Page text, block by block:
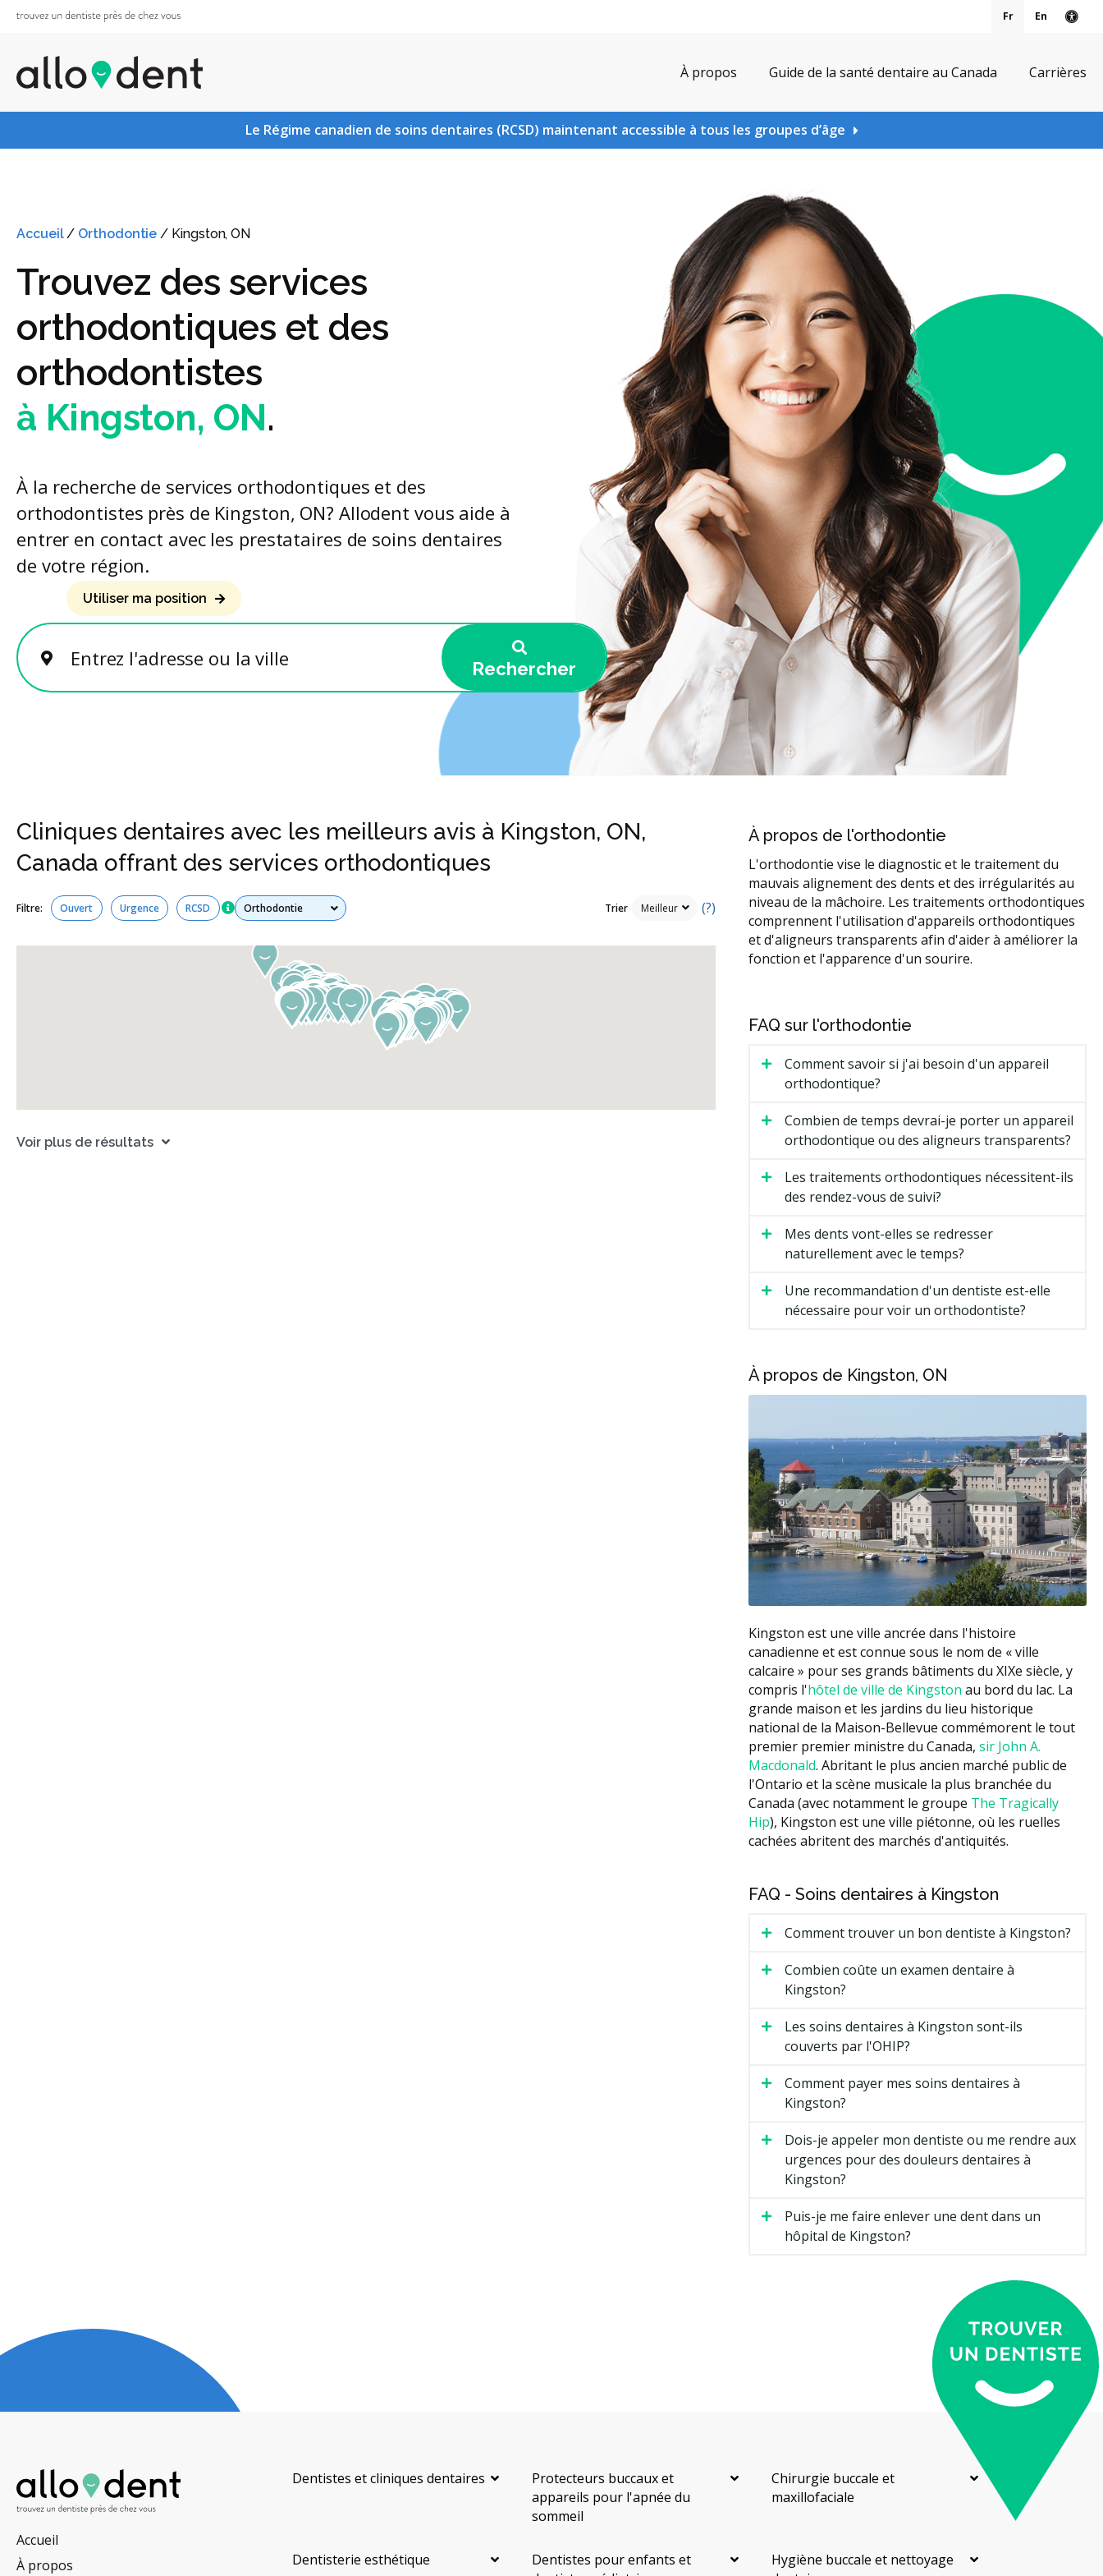
Fr En
À propos Guide de la santé dentaire au Canada Carrières
Le Régime canadien de soins dentaires (RCSD) maintenant accessible à tous les groupes d’âge
Accueil/ Orthodontie / Kingston, ON
Trouvez des services
orthodontiques et des
orthodontistes
à Kingston, ON.
À la recherche de services orthodontiques et des
orthodontistes près de Kingston, ON? Allodent vous aide à
entrer en contact avec les prestataires de soins dentaires
de votre région.
Entrez l'adresse ou la ville
Utiliser ma position
Rechercher
Cliniques dentaires avec les meilleurs avis à Kingston, ON,
Canada offrant des services orthodontiques
Filtre: Ouvert Urgence RCSD Tous les services Trier (?)
Voir plus de résultats
À propos de l'orthodontie
L'orthodontie vise le diagnostic et le traitement du
mauvais alignement des dents et des irrégularités au
niveau de la mâchoire. Les traitements orthodontiques
comprennent l'utilisation d'appareils orthodontiques
et d'aligneurs transparents afin d'aider à améliorer la
fonction et l'apparence d'un sourire.
FAQ sur l'orthodontie
Comment savoir si j'ai besoin d'un appareil
orthodontique?
Combien de temps devrai-je porter un appareil
orthodontique ou des aligneurs transparents?
Les traitements orthodontiques nécessitent-ils
des rendez-vous de suivi?
Mes dents vont-elles se redresser
naturellement avec le temps?
Une recommandation d'un dentiste est-elle
nécessaire pour voir un orthodontiste?
À propos de Kingston, ON
Kingston est une ville ancrée dans l'histoire
canadienne et est connue sous le nom de « ville
calcaire » pour ses grands bâtiments du XIXe siècle, y
compris l'hôtel de ville de Kingston au bord du lac. La
grande maison et les jardins du lieu historique
national de la Maison-Bellevue commémorent le tout
premier premier ministre du Canada, sir John A.
Macdonald. Abritant le plus ancien marché public de
l'Ontario et la scène musicale la plus branchée du
Canada (avec notamment le groupe The Tragically
Hip), Kingston est une ville piétonne, où les ruelles
cachées abritent des marchés d'antiquités.
FAQ - Soins dentaires à Kingston
Comment trouver un bon dentiste à Kingston?
Combien coûte un examen dentaire à
Kingston?
Les soins dentaires à Kingston sont-ils
couverts par l'OHIP?
Comment payer mes soins dentaires à
Kingston?
Dois-je appeler mon dentiste ou me rendre aux
urgences pour des douleurs dentaires à
Kingston?
Puis-je me faire enlever une dent dans un
hôpital de Kingston?
Accueil
À propos
Dentistes et cliniques dentaires
Protecteurs buccaux et
appareils pour l'apnée du
sommeil
Chirurgie buccale et
maxillofaciale
Dentisterie esthétique
Dentistes pour enfants et
Hygiène buccale et nettoyage